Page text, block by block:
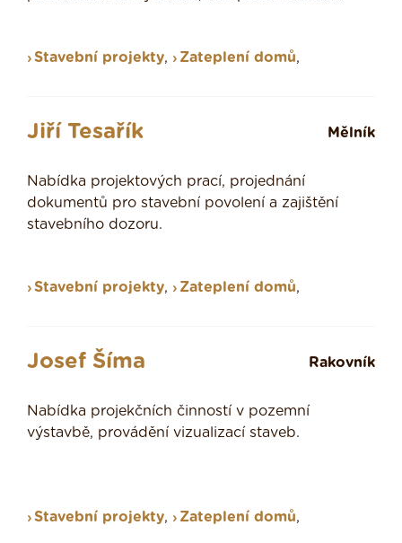
Stavební projekty, Zateplení domů,
Jiří Tesařík Mělník
Nabídka projektových prací, projednání
dokumentů pro stavební povolení a zajištění
stavebního dozoru.
Stavební projekty, Zateplení domů,
Josef Šíma Rakovník
Nabídka projekčních činností v pozemní
výstavbě, provádění vizualizací staveb.
Stavební projekty, Zateplení domů,